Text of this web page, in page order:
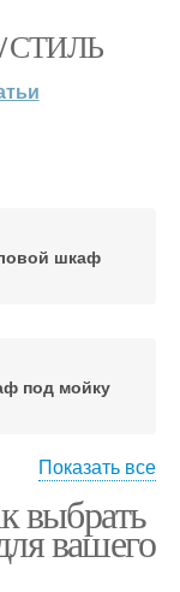
СТИЛЬ
шкаф
под мойку
шкаф-куп
Показать все
выбрать
вашего